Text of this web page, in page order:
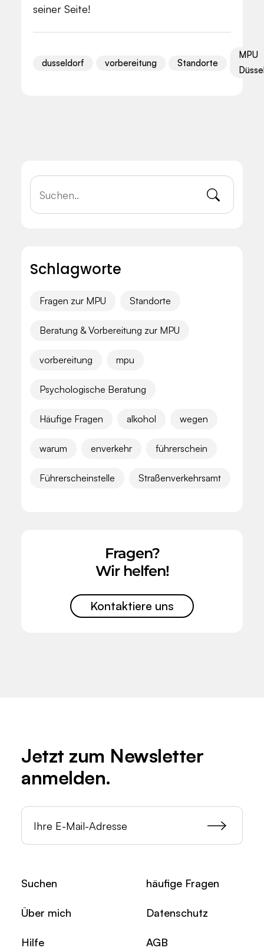
seiner Seite!
dusseldorf vorbereitung Standorte
MPU
Schlagworte
Fragen zur MPU Standorte
Beratung & Vorbereitung zur MPU
vorbereitung mpu
Psychologische Beratung
Häufige Fragen alkohol wegen
warum enverkehr führerschein
Führerscheinstelle Straßenverkehrsamt
Fragen?
Wir helfen!
Kontaktiere uns
Jetzt zum Newsletter
anmelden.
Suchen
Über mich
Hilfe
häufige Fragen
Datenschutz
AGB